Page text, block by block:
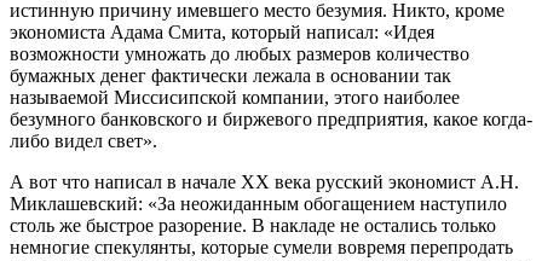
истинную причину имевшего место безумия. Никто, кроме
экономиста Адама Смита, который написал: «Идея
возможности умножать до любых размеров количество
бумажных денег фактически лежала в основании так
называемой Миссисипской компании, этого наиболее
безумного банковского и биржевого предприятия, какое когда-
либо видел свет».
А вот что написал в начале ХХ века русский экономист А.Н.
Миклашевский: «За неожиданным обогащением наступило
столь же быстрое разорение. В накладе не остались только
немногие спекулянты, которые сумели вовремя перепродать